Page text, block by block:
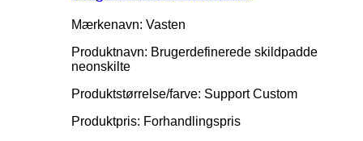
Mærkenavn: Vasten
Produktnavn: Brugerdefinerede skildpadde
neonskilte
Produktstørrelse/farve: Support Custom
Produktpris: Forhandlingspris